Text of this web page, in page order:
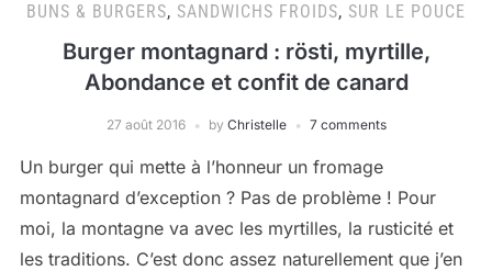
BUNS & BURGERS, SANDWICHS FROIDS, SUR LE POUCE
Burger montagnard : rösti, myrtille,
Abondance et confit de canard
27 août 2016 by Christelle 7 comments
Un burger qui mette à l’honneur un fromage
montagnard d’exception ? Pas de problème ! Pour
moi, la montagne va avec les myrtilles, la rusticité et
les traditions. C’est donc assez naturellement que j’en